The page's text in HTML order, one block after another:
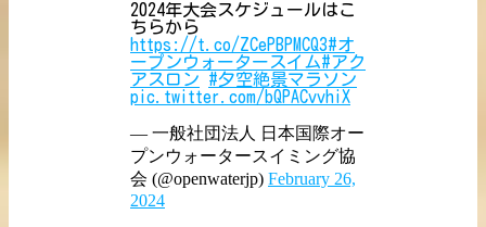
2024年大会スケジュールはこ
ちらから
https://t.co/ZCePBPMCQ3#オ
ープンウォータースイム#アク
アスロン
#夕空絶景マラソン
pic.twitter.com/bQPACvvhiX
— 一般社団法人 日本国際オー
プンウォータースイミング協
会 (@openwaterjp) February 26,
2024